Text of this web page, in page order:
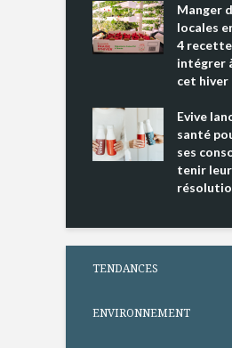
Manger
locales
4
intégrer
cet hiver
Evive
santé
ses
tenir
TENDANCES
ENVIRONNEMENT